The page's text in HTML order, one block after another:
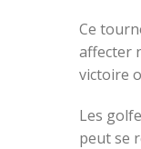
Ce
affecter
victoire
Les
peut se